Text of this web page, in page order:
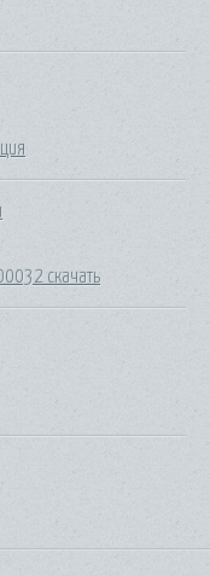
скачать